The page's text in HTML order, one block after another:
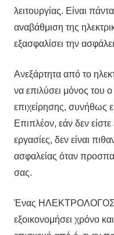
λειτουργίας. Είναι
αναβάθμιση της
εξασφαλίσει την
Ανεξάρτητα από το
να επιλύσει μόνος του ο
επιχείρησης, συνήθως
Επιπλέον, εάν δεν είστε
εργασίες, δεν είναι
ασφαλείας όταν
σας.
Ένας
εξοικονομήσει χρόνο